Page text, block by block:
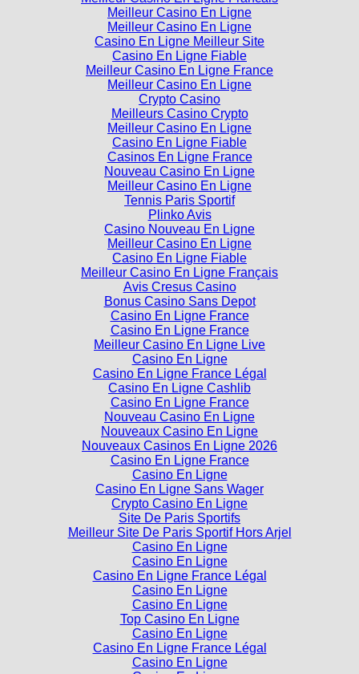
Meilleur Casino En Ligne Francais
Meilleur Casino En Ligne
Meilleur Casino En Ligne
Casino En Ligne Meilleur Site
Casino En Ligne Fiable
Meilleur Casino En Ligne France
Meilleur Casino En Ligne
Crypto Casino
Meilleurs Casino Crypto
Meilleur Casino En Ligne
Casino En Ligne Fiable
Casinos En Ligne France
Nouveau Casino En Ligne
Meilleur Casino En Ligne
Tennis Paris Sportif
Plinko Avis
Casino Nouveau En Ligne
Meilleur Casino En Ligne
Casino En Ligne Fiable
Meilleur Casino En Ligne Français
Avis Cresus Casino
Bonus Casino Sans Depot
Casino En Ligne France
Casino En Ligne France
Meilleur Casino En Ligne Live
Casino En Ligne
Casino En Ligne France Légal
Casino En Ligne Cashlib
Casino En Ligne France
Nouveau Casino En Ligne
Nouveaux Casino En Ligne
Nouveaux Casinos En Ligne 2026
Casino En Ligne France
Casino En Ligne
Casino En Ligne Sans Wager
Crypto Casino En Ligne
Site De Paris Sportifs
Meilleur Site De Paris Sportif Hors Arjel
Casino En Ligne
Casino En Ligne
Casino En Ligne France Légal
Casino En Ligne
Casino En Ligne
Top Casino En Ligne
Casino En Ligne
Casino En Ligne France Légal
Casino En Ligne